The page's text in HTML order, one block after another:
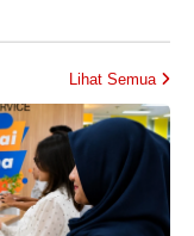
Lihat Semua